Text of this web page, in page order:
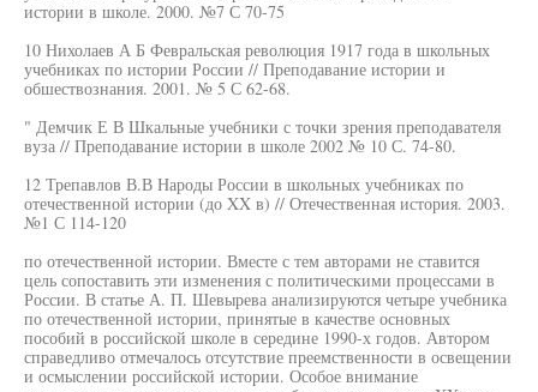
истории в школе. 2000. №7 С 70-75
10 Нихолаев А Б Февральская революция 1917 года в школьных
учебниках по истории России // Преподавание истории и
обшествознания. 2001. № 5 С 62-68.
" Демчик Е В Шкальные учебники с точки зрения преподавателя
вуза // Преподавание истории в школе 2002 № 10 С. 74-80.
12 Трепавлов В.В Народы России в школьных учебниках по
отечественной истории (до XX в) // Отечественная история. 2003.
№1 С 114-120
по отечественной истории. Вместе с тем авторами не ставится
цель сопоставить эти изменения с политическими процессами в
России. В статье А. П. Шевырева анализируются четыре учебника
по отечественной истории, принятые в качестве основных
пособий в российской школе в середине 1990-х годов. Автором
справедливо отмечалось отсутствие преемственности в освещении
и осмыслении российской истории. Особое внимание